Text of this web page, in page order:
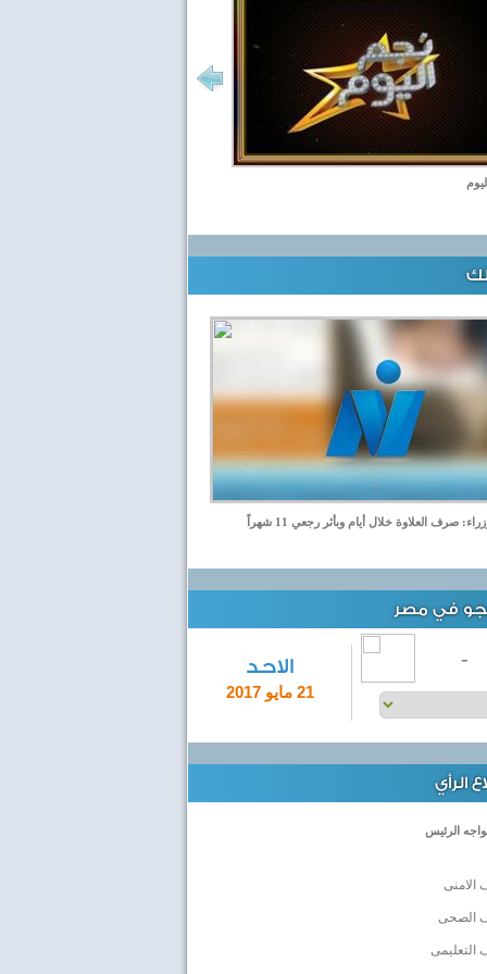
لك
صرف العلاوة خلال أيام وبأثر رجعي 11 شهراً
في مصر
الاحد
21 مايو 2017
-
الرأي
الرئيس
الامنى
الصحى
التعليمى